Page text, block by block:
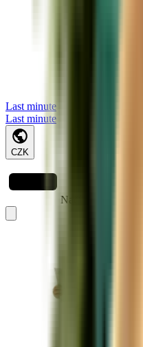
Last minute
Last minute
CZK
Načítá se